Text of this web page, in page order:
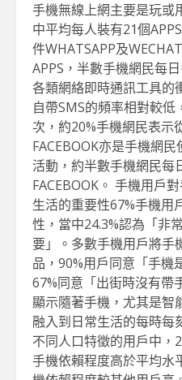
手機無線上網主要是玩或
中平均每人裝有21個
件WHATSAPP及
APPS，半數手機網民每
各類網絡即時通訊工具的
自帶SMS的頻率相對較低
次，約20%手機網民表示
FACEBOOK亦是手機網
活動，約半數手機網民每
FACEBOOK。 手機用戶
生活的重要性67%手機用
性，當中24.3%認為「非
要」。多數手機用戶將手
品，90%用戶同意「手機
67%同意「出街時沒有帶
顯示隨著手機，尤其是智
融入到日常生活的每時每
不同人口特徵的用戶中，
手機依賴程度高於平均水